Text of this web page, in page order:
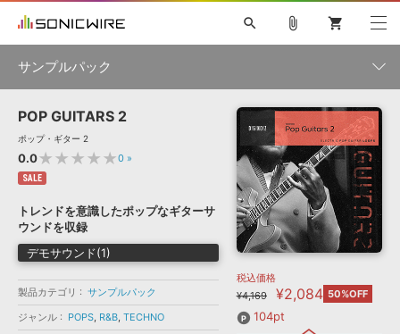
ソフト音源 »
プラグイン・エフェクト »
サンプルパック »
ソフトウェア／ツール »
特集 »
ニュースレター »
製品サポート情報 »
DTMガイド » 音楽カード
search
初音ミク NT 鏡音リン・レン V4X 巡音ルカ V4X
MEIKO V3
KAITO V3
SPITFIRE AUDIO
VIENNA
EZ DRUMMER 3
ライセンスフリーBGM
ボーカル抜き出し
DUBSTEP
ELECTRONICA
EDM TRANCE MUTANT
ROUTER.FM
ソフト音源 プラグイン・エフェクト
ソフトウェア／ツール 効果音
attach_file shopping_cart
サンプルパック
製品一覧
メーカー
フォーマット
POP GUITARS 2
ポップ・ギター 2
0.0★★★★★0 »
SALE
トレンドを意識したポップなギターサ
ウンドを収録
デモサウンド(1)
製品カテゴリ
サンプルパック
ジャンル
POPS, R&B, TECHNO
税込価格
¥4,169
¥2,084 50%OFF
104pt